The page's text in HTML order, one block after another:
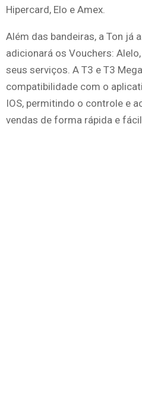
Hipercard, Elo e Amex.
Além das bandeiras, a Ton já
adicionará os Vouchers:
seus serviços. A T3 e T3
compatibilidade com o
IOS, permitindo o controle e
vendas de forma rápida e